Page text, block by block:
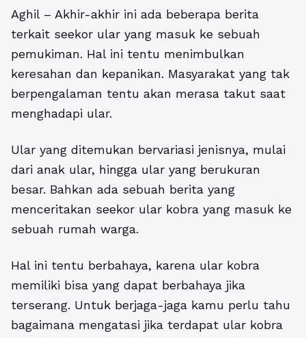
Aghil – Akhir-akhir ini ada beberapa berita
terkait seekor ular yang masuk ke sebuah
pemukiman. Hal ini tentu menimbulkan
keresahan dan kepanikan. Masyarakat yang tak
berpengalaman tentu akan merasa takut saat
menghadapi ular.
Ular yang ditemukan bervariasi jenisnya, mulai
dari anak ular, hingga ular yang berukuran
besar. Bahkan ada sebuah berita yang
menceritakan seekor ular kobra yang masuk ke
sebuah rumah warga.
Hal ini tentu berbahaya, karena ular kobra
memiliki bisa yang dapat berbahaya jika
terserang. Untuk berjaga-jaga kamu perlu tahu
bagaimana mengatasi jika terdapat ular kobra